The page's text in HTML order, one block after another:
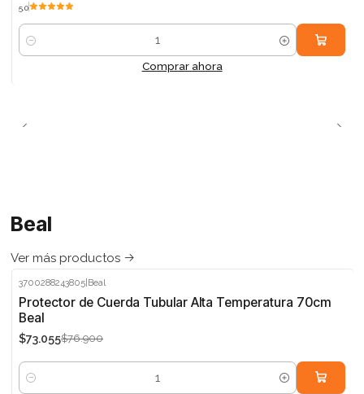
5.0
Cantidad
Comprar ahora
Beal
Ver más productos
-5%
3700288243805 Beal
Protector de Cuerda Tubular Alta Temperatura 70cm
Beal
$73.055$76.900
Cantidad